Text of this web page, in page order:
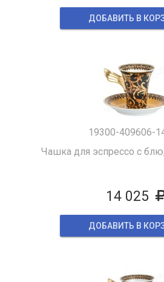
ДОБАВИТЬ В
19300-409606-
Чашка для эспрессо с
14 025
ДОБАВИТЬ В